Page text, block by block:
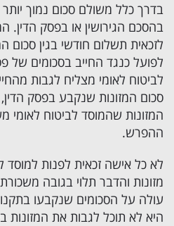
בדרך כלל משולם סכום נמוך
בהסכם הגירושין או בפסק הדין.
לזכאית תשלום חודשי בגין סכום
לפועל כנגד החייב בסכומים של
לביטוח לאומי מצליח לגבות
סכום המזונות שנקבע בפסק הדין,
המזונות שהמוסד לביטוח
ההפרש.
לא כל אישה זכאית לפנות למוסד
מזונות והדבר תלוי בגובה
עולה על הסכומים שנקבעו
היא לא תוכל לגבות את המזונות